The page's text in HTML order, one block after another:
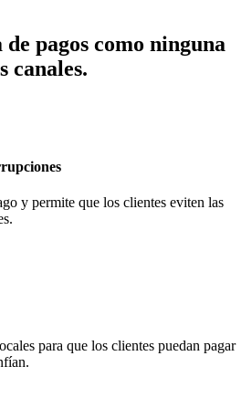
pagos como ninguna
canales.
y permite que los clientes eviten las
para que los clientes puedan pagar